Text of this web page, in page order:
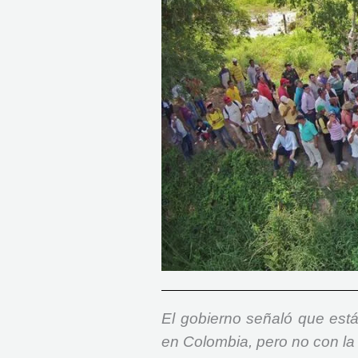
El gobierno señaló que
en Colombia, pero no con la